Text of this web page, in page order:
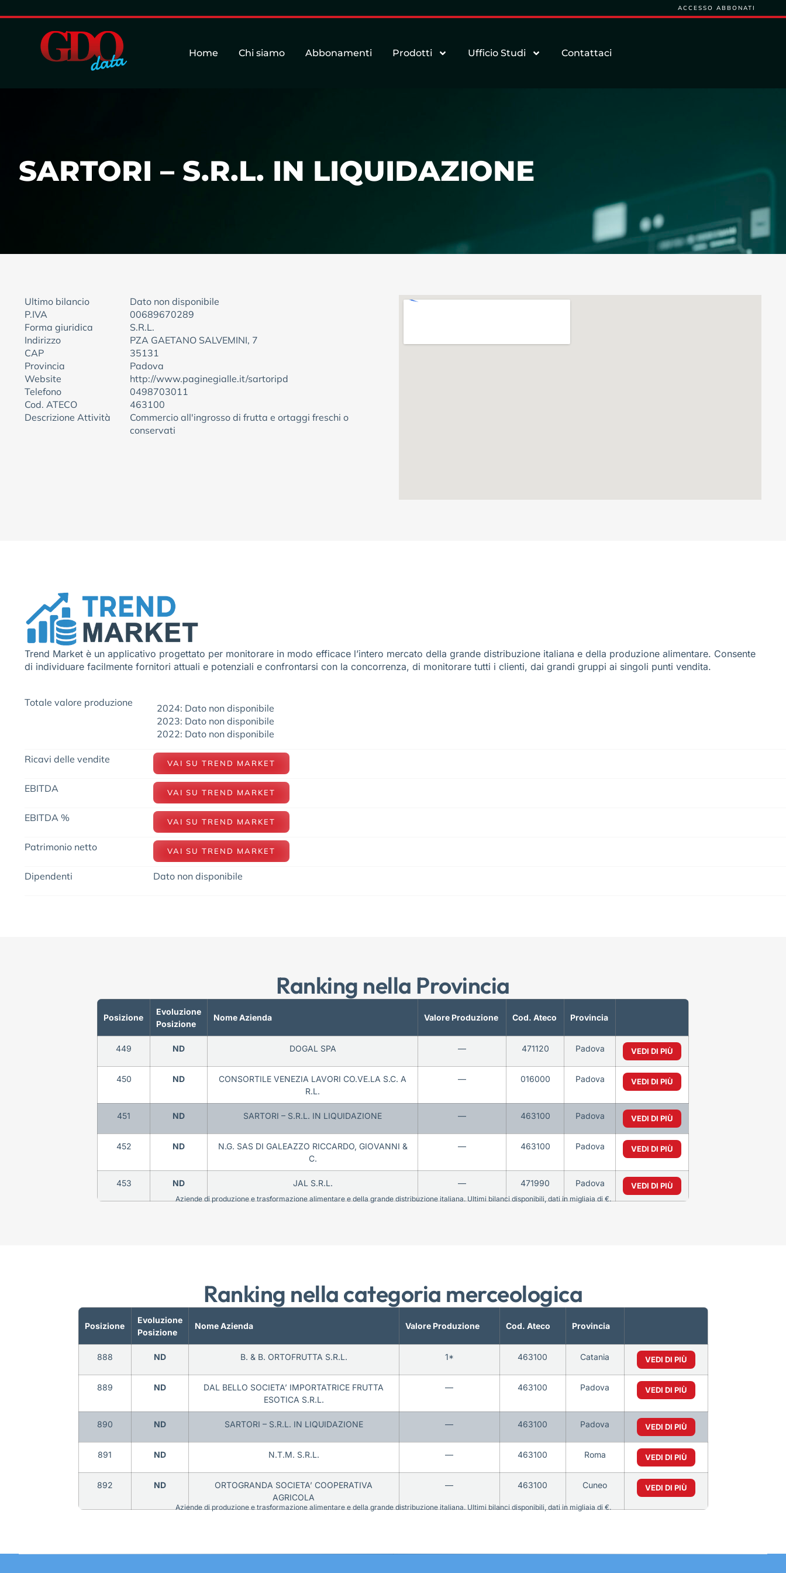
ACCESSO ABBONATI
Home Chi siamo Abbonamenti Prodotti Ufficio Studi Contattaci
SARTORI – S.R.L. IN LIQUIDAZIONE
Ultimo bilancio
Dato non disponibile
P.IVA
00689670289
Forma giuridica
S.R.L.
Indirizzo
PZA GAETANO SALVEMINI, 7
CAP
35131
Provincia
Padova
Website
http://www.paginegialle.it/sartoripd
Telefono
0498703011
Cod. ATECO
463100
Descrizione Attività
Commercio all'ingrosso di frutta e ortaggi freschi o
conservati
Trend Market è un applicativo progettato per monitorare in modo efficace l’intero mercato della grande distribuzione italiana e della produzione alimentare. Consente
di individuare facilmente fornitori attuali e potenziali e confrontarsi con la concorrenza, di monitorare tutti i clienti, dai grandi gruppi ai singoli punti vendita.
Totale valore produzione
2024: Dato non disponibile
2023: Dato non disponibile
2022: Dato non disponibile
Ricavi delle vendite VAI SU TREND MARKET
EBITDA VAI SU TREND MARKET
EBITDA % VAI SU TREND MARKET
Patrimonio netto VAI SU TREND MARKET
Dipendenti Dato non disponibile
Ranking nella Provincia
Posizione
Evoluzione
Posizione
Nome Azienda Valore Produzione Cod. Ateco Provincia
449 ND DOGAL SPA — 471120 Padova VEDI DI PIÙ
450 ND
CONSORTILE VENEZIA LAVORI CO.VE.LA S.C. A
R.L.
— 016000 Padova VEDI DI PIÙ
451 ND SARTORI – S.R.L. IN LIQUIDAZIONE — 463100 Padova VEDI DI PIÙ
452 ND
N.G. SAS DI GALEAZZO RICCARDO, GIOVANNI &
C.
— 463100 Padova VEDI DI PIÙ
453 ND JAL S.R.L. — 471990 Padova VEDI DI PIÙ
Aziende di produzione e trasformazione alimentare e della grande distribuzione italiana. Ultimi bilanci disponibili, dati in migliaia di €.
Ranking nella categoria merceologica
Posizione
Evoluzione
Posizione
Nome Azienda Valore Produzione Cod. Ateco Provincia
888 ND B. & B. ORTOFRUTTA S.R.L. 1* 463100 Catania VEDI DI PIÙ
889 ND
DAL BELLO SOCIETA’ IMPORTATRICE FRUTTA
ESOTICA S.R.L.
— 463100 Padova VEDI DI PIÙ
890 ND SARTORI – S.R.L. IN LIQUIDAZIONE — 463100 Padova VEDI DI PIÙ
891 ND N.T.M. S.R.L. — 463100 Roma VEDI DI PIÙ
892 ND
ORTOGRANDA SOCIETA’ COOPERATIVA
AGRICOLA
— 463100 Cuneo VEDI DI PIÙ
Aziende di produzione e trasformazione alimentare e della grande distribuzione italiana. Ultimi bilanci disponibili, dati in migliaia di €.